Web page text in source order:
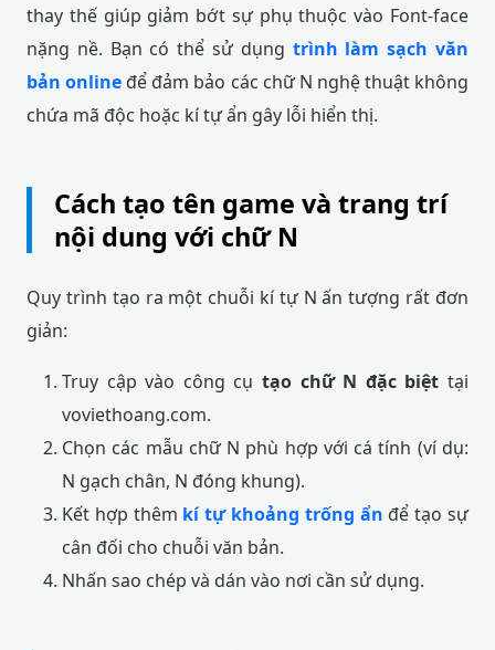
thay thế giúp giảm bớt sự phụ thuộc vào Font-face
nặng nề. Bạn có thể sử dụng trình làm sạch văn
bản online để đảm bảo các chữ N nghệ thuật không
chứa mã độc hoặc kí tự ẩn gây lỗi hiển thị.
Cách tạo tên game và trang trí
nội dung với chữ N
Quy trình tạo ra một chuỗi kí tự N ấn tượng rất đơn
giản:
Truy cập vào công cụ tạo chữ N đặc biệt tại
voviethoang.com.
Chọn các mẫu chữ N phù hợp với cá tính (ví dụ:
N gạch chân, N đóng khung).
Kết hợp thêm kí tự khoảng trống ẩn để tạo sự
cân đối cho chuỗi văn bản.
Nhấn sao chép và dán vào nơi cần sử dụng.